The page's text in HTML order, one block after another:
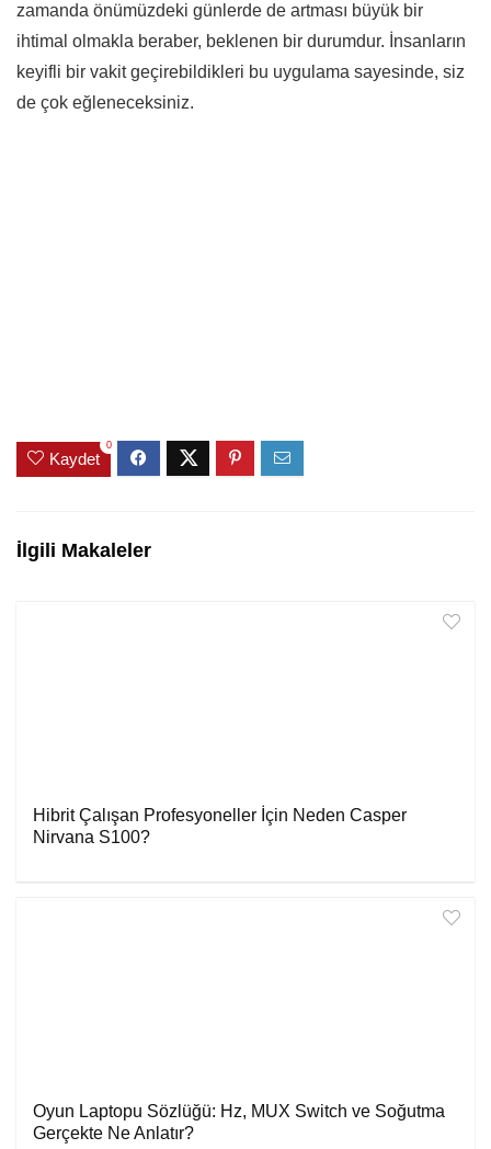
zamanda önümüzdeki günlerde de artması büyük bir
ihtimal olmakla beraber, beklenen bir durumdur. İnsanların
keyifli bir vakit geçirebildikleri bu uygulama sayesinde, siz
de çok eğleneceksiniz.
Kaydet
0
İlgili Makaleler
Hibrit Çalışan Profesyoneller İçin Neden Casper
Nirvana S100?
Oyun Laptopu Sözlüğü: Hz, MUX Switch ve Soğutma
Gerçekte Ne Anlatır?